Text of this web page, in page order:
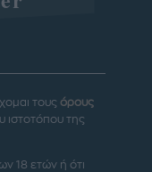
τους όρους
ιστοτόπου της
18 ετών ή ότι